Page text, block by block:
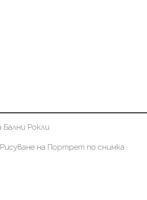
Рокли
на Портрет по снимка